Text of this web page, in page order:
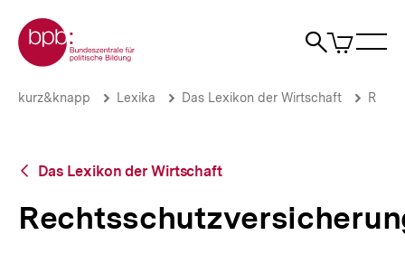
zum
Seiteninhalt
springen
Zur Startseite der bpb
Suche
Artikel
im
Rechtsschutzversicherung
Brotkrümelnavigation
Pfadnavigation
kurz&knapp Lexika Das Lexikon der Wirtschaft R
Zurück
Übersicht
Das Lexikon der Wirtschaft